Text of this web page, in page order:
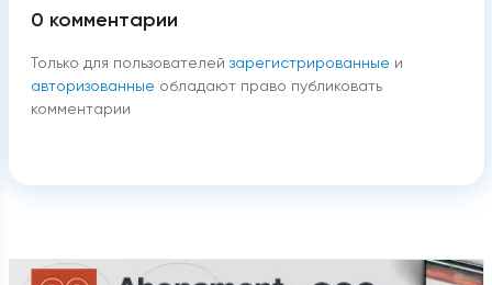
0 комментарии
Только для пользователей зарегистрированные и
авторизованные обладают право публиковать
комментарии